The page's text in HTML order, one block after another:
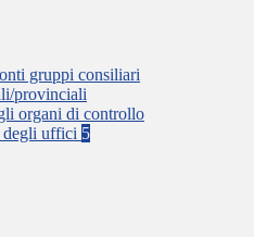
gruppi consiliari
provinciali
organi di controllo
uffici 5